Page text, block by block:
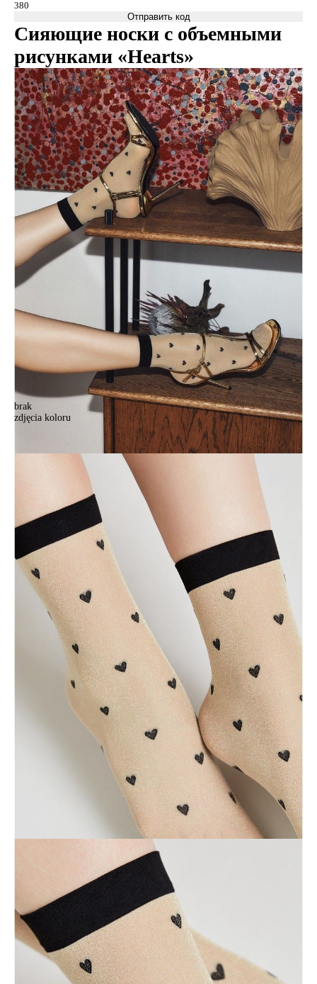
Отправить код
Сияющие носки с объемными
рисунками «Hearts»
brak
zdjęcia koloru
Носки женские CE FANTASY 23С-109СП, р.23-25, gold-natural
Носки женские CE FANTASY 23С-109СП, р.23-25, gold-natural
18,90 zł
ZDJĘCIA
BRAK
ZDJĘCIA
ZDJĘCIA
Rozmiary:
Tabela rozmiarów
36-39
+
DODAJ DO KOSZYKA
Jak złożyć zamówienie
POWIADOM MNIE O DOSTĘPNOŚCI
ПОЛУЧИТЬ ПО EMAIL
darmowa od 99 zł
czas dostawy: 1-2 dni robocze
darmowa od 50 zł
czas dostawy: 1-2 dni robocze
w sklepie Conte (Łodz)
Opinie
Сияющие носки с объемными рисунками «Hearts» созданы, чтобы
стать стильным акцентов в ваших образах.
Будьте готовы к модным экспериментам!
• 30 den
• тонкие и эластичные
• идеальное облегание
• нити люрекса по всему паголенку
• объемный рисунок
• без пятки